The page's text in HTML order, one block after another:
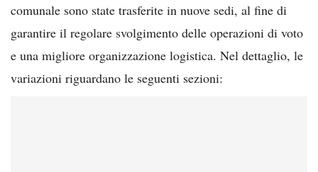
comunale sono state trasferite in nuove sedi, al fine di
garantire il regolare svolgimento delle operazioni di voto
e una migliore organizzazione logistica. Nel dettaglio, le
variazioni riguardano le seguenti sezioni: